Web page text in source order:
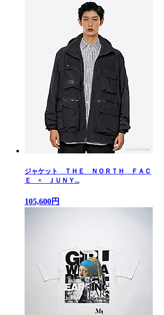
ジャケット ＴＨＥ ＮＯＲＴＨ ＦＡＣ
Ｅ × ＪＵＮＹ...
105,600円